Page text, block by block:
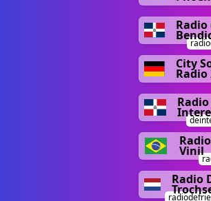
Radio
City
Radio
Vinil
Radio